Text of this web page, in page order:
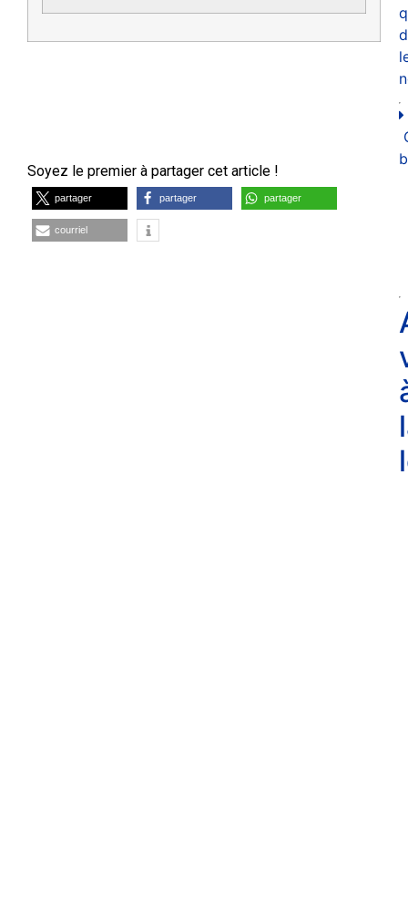
Soyez le premier à partager cet article !
partager partager partager
courriel